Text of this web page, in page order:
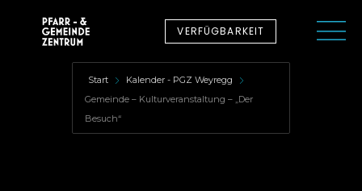
VERFÜGBARKEIT
Start
Kalender - PGZ Weyregg
Gemeinde – Kulturveranstaltung – „Der
Besuch“